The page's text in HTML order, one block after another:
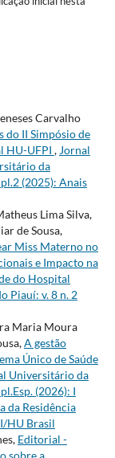
Carvalho
do II Simpósio de
HU-UFPI ,Jornal
da
(2025): Anais
Lima Silva,
de Sousa,
Miss Materno no
e Impacto na
do Hospital
Piauí: v. 8 n. 2
Maria Moura
A gestão
Único de Saúde
Universitário da
(2026): I
da Residência
HU Brasil
Editorial -